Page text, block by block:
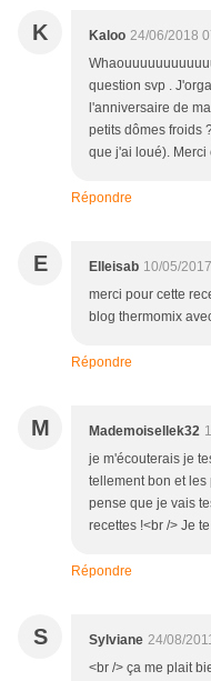
K Kaloo 24/06/2018
question svp .
l'anniversaire de
petits dômes froids
que j'ai loué).
Répondre
E Elleisab 10/05/
merci pour cette
blog thermomix
Répondre
M Mademoisellek32
je m'écouterais je
tellement bon et les
pense que je vais
recettes !<br /> Je
Répondre
S Sylviane 24/08/
<br /> ça me plait